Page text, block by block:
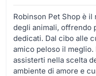
Robinson Pet Shop è
degli animali, offrendo
dedicati. Dal cibo alle
amico peloso il
assisterti nella scelta
ambiente di amore e